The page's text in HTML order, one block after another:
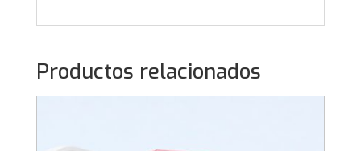
Productos relacionados